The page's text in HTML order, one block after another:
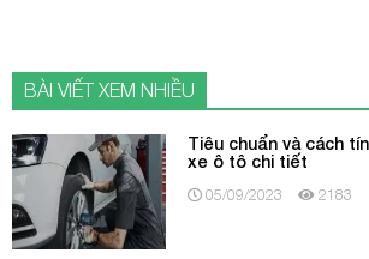
BÀI VIẾT XEM NHIỀU
Tiêu chuẩn và cách
xe ô tô chi tiết
05/09/2023 2183